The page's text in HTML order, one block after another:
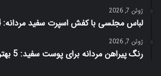
ژوئن 7, 2026
لباس مجلسی با کفش اسپرت سفید مردانه: 14 ایده فوق العاده
ژوئن 7, 2026
رنگ پیراهن مردانه برای پوست سفید: 5 بهترین مدل و نمونه